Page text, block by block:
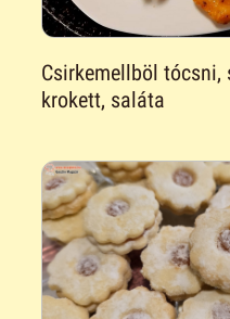
Csirkemellböl
krokett, saláta